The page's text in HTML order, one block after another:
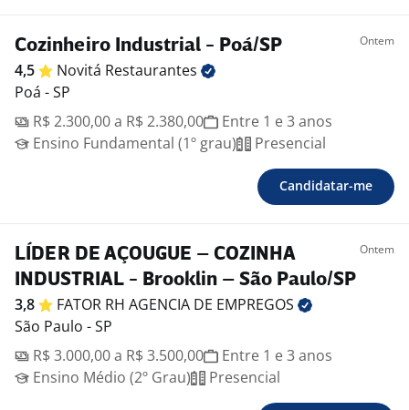
Cozinheiro Industrial - Poá/SP Ontem
4,5 Novitá Restaurantes
Poá - SP
R$ 2.300,00 a R$ 2.380,00
Entre 1 e 3 anos
Ensino Fundamental (1º grau)
Presencial
Candidatar-me
LÍDER DE AÇOUGUE – COZINHA
INDUSTRIAL - Brooklin – São Paulo/SP
Ontem
3,8 FATOR RH AGENCIA DE EMPREGOS
São Paulo - SP
R$ 3.000,00 a R$ 3.500,00
Entre 1 e 3 anos
Ensino Médio (2º Grau)
Presencial